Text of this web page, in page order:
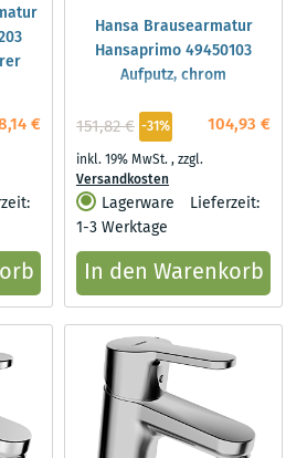
€
Hansa Brausearmatur
Hansaprimo 49450103
Aufputz, chrom
104,93 €
151,82 € -31%
inkl. 19% MwSt.,zzgl.
Versandkosten
Lagerware
Lieferzeit:
1-3 Werktage
In den Warenkorb